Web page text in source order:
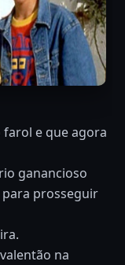
e que agora
ganancioso
prosseguir
na